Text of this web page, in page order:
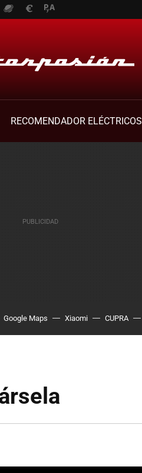
RECOMENDADOR ELÉCTRICOS
Google Maps Xiaomi CUPRA